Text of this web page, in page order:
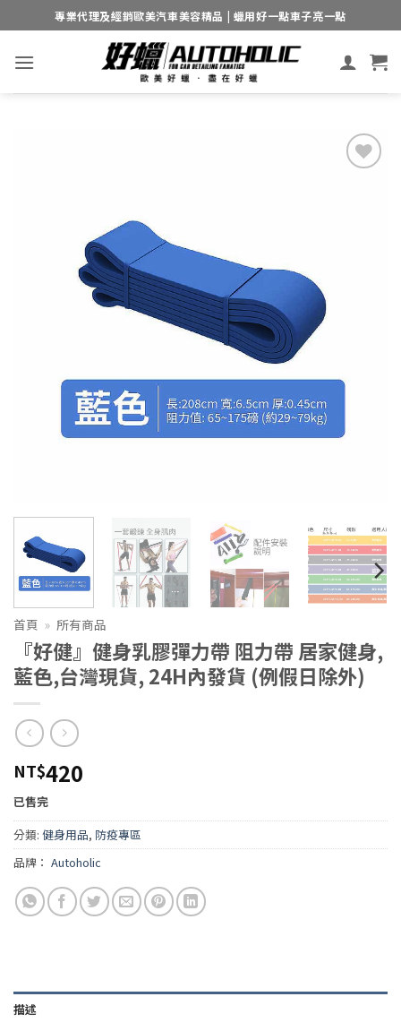
to
content
專業代理及經銷歐美汽車美容精品 | 蠟用好一點車子亮一點
首頁 » 所有商品
『好健』健身乳膠彈力帶 阻力帶 居家健身,
藍色,台灣現貨, 24H內發貨 (例假日除外)
NT$420
已售完
分類: 健身用品, 防疫專區
品牌： Autoholic
描述